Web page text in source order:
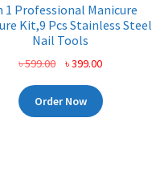
1 Professional Manicure
Kit,9 Pcs Stainless Steel
Nail Tools
৳599.00
Original
was:
৳ 599.00.
৳399.00Current
is:
Order Now